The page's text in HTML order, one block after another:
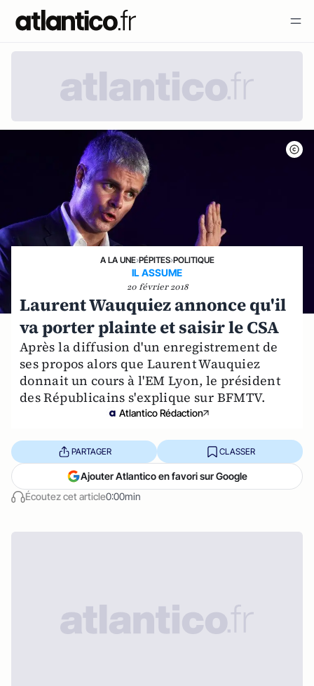
A LA UNE›PÉPITES›POLITIQUE
IL ASSUME
20 février 2018
Laurent Wauquiez annonce qu'il
va porter plainte et saisir le CSA
Après la diffusion d'un enregistrement de
ses propos alors que Laurent Wauquiez
donnait un cours à l'EM Lyon, le président
des Républicains s'explique sur BFMTV.
Atlantico Rédaction
Écoutez cet article0:00min
PARTAGER CLASSER
Ajouter Atlantico en favori sur Google